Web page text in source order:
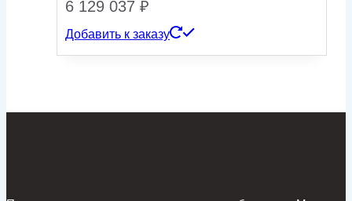
6 129 037 ₽
Добавить к заказу